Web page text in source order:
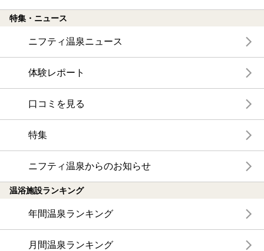
特集・ニュース
ニフティ温泉ニュース
体験レポート
口コミを見る
特集
ニフティ温泉からのお知らせ
温浴施設ランキング
年間温泉ランキング
月間温泉ランキング